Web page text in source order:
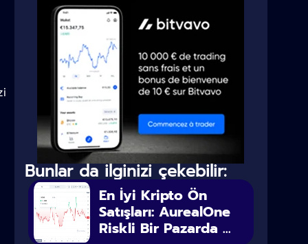
Bunlar da ilginizi çekebilir:
En İyi Kripto Ön
Satışları: AurealOne
Riskli Bir Pazarda ...